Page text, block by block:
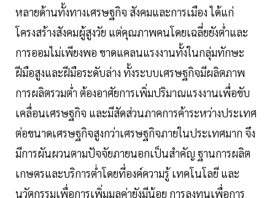
หลายด้านทั้งทางเศรษฐกิจ สังคมและการเมือง ได้แก่
โครงสร้างสังคมผู้สูงวัย แต่คุณภาพคนโดยเฉลี่ยยังต่ำและ
การออมไม่เพียงพอ ขาดแคลนแรงงานทั้งในกลุ่มทักษะ
ฝีมือสูงและฝีมือระดับล่าง ทั้งระบบเศรษฐกิจมีผลิตภาพ
การผลิตรวมต่ำ ต้องอาศัยการเพิ่มปริมาณแรงงานเพื่อขับ
เคลื่อนเศรษฐกิจ และมีสัดส่วนภาคการค้าระหว่างประเทศ
ต่อขนาดเศรษฐกิจสูงกว่าเศรษฐกิจภายในประเทศมาก จึง
มีการผันผวนตามปัจจัยภายนอกเป็นสำคัญ ฐานการผลิต
เกษตรและบริการต่ำโดยที่องค์ความรู้ เทคโนโลยี และ
นวัตกรรมเพื่อการเพิ่มมูลค่ายังมีน้อย การลงทุนเพื่อการ